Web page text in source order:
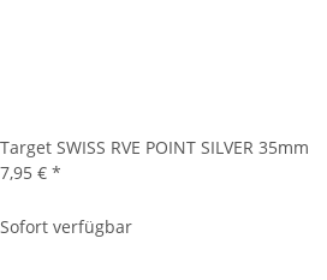
Target SWISS RVE POINT SILVER 35mm
7,95 € *
Sofort verfügbar